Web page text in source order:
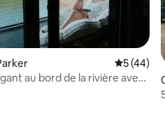
5, 77 commentaires
Note
5 (44)
au bord de la rivière avec